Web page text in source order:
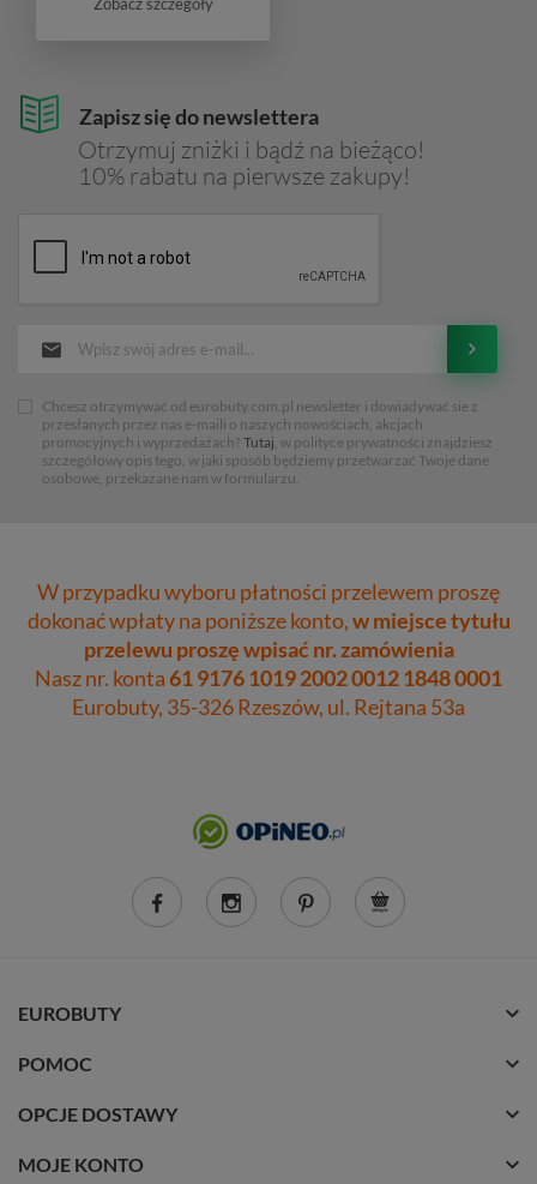
Zapisz się do newslettera
Otrzymuj zniżki i bądź na bieżąco!
10% rabatu na pierwsze zakupy!
Chcesz otrzymywać od eurobuty.com.pl newsletter i dowiadywać sie z
przesłanych przez nas e-maili o naszych nowościach, akcjach
promocyjnych i wyprzedażach? Tutaj, w polityce prywatności znajdziesz
szczegółowy opis tego, w jaki sposób będziemy przetwarzać Twoje dane
osobowe, przekazane nam w formularzu.
W przypadku wyboru płatności przelewem proszę
dokonać wpłaty na poniższe konto,w miejsce tytułu
przelewu proszę wpisać nr. zamówienia
Nasz nr. konta61 9176 1019 2002 0012 1848 0001
Eurobuty, 35-326 Rzeszów, ul. Rejtana 53a
EUROBUTY
POMOC
OPCJE DOSTAWY
MOJE KONTO